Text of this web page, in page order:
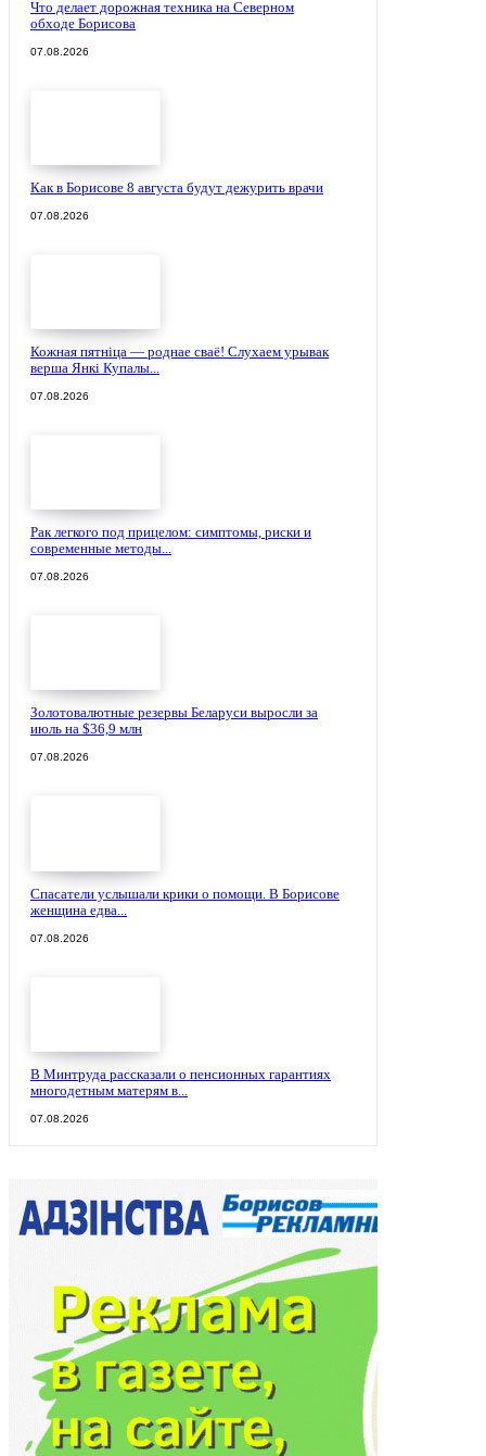
Что делает дорожная техника на Северном
обходе Борисова
07.08.2026
Как в Борисове 8 августа будут дежурить врачи
07.08.2026
Кожная пятніца — роднае сваё! Слухаем урывак
верша Янкі Купалы...
07.08.2026
Рак легкого под прицелом: симптомы, риски и
современные методы...
07.08.2026
Золотовалютные резервы Беларуси выросли за
июль на $36,9 млн
07.08.2026
Спасатели услышали крики о помощи. В Борисове
женщина едва...
07.08.2026
В Минтруда рассказали о пенсионных гарантиях
многодетным матерям в...
07.08.2026